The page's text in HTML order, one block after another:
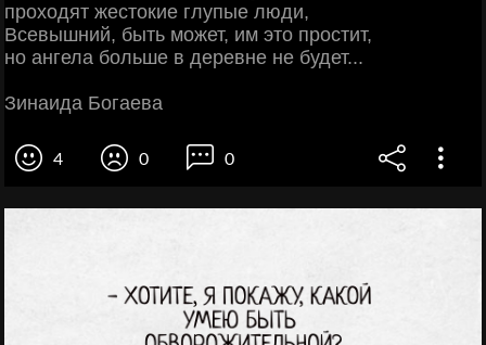
проходят жестокие глупые люди,
Всевышний, быть может, им это простит,
но ангела больше в деревне не будет...
Зинаида Богаева
4 0 0